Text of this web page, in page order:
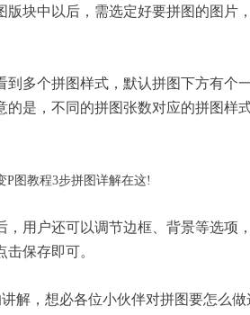
版块中以后，需选定好要拼图的图片
到多个拼图样式，默认拼图下方有个
的是，不同的拼图张数对应的拼图样
，用户还可以调节边框、背景等选项
保存即可。
解，想必各位小伙伴对拼图要怎么